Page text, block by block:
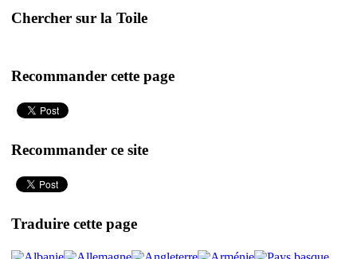
Chercher sur la Toile
Recommander cette page
Recommander ce site
Traduire cette page